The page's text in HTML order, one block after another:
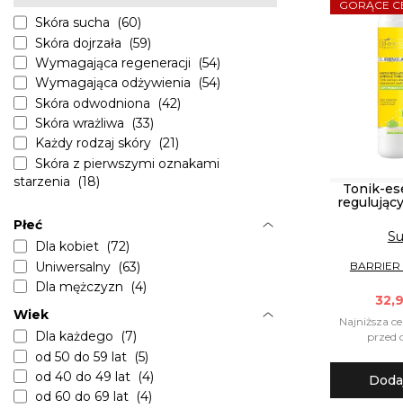
GORĄCE
Tonik-
Najniższa
przed
Bielenda Glow Show (4)
Bielenda EPIDERMALOGIC (4)
Supremelab BARRIER RENEW
BALANCE (3)
Bielenda GOOD SKIN (2)
Dermika LUXURY GOLD 24K (2)
Bielenda ORZECHOWA
PIELĘGNACJA (2)
Bielenda Skin Academy Solution (2)
Bielenda Luxury Body Oils (2)
Bielenda MANUKA HONEY NUTRI
ELIXIR (1)
Bielenda CC i DD (1)
Bielenda ECO SORBET (1)
Bielenda VEGAN SMOOTHIE (1)
Bielenda COSMIC WELLNESS (1)
Soraya GLAM OILS (1)
Dermika MASECZKI PIĘKNOŚCI (1)
Skóra sucha (60)
Skóra dojrzała (59)
Wymagająca regeneracji (54)
Wymagająca odżywienia (54)
Skóra odwodniona (42)
Skóra wrażliwa (33)
Każdy rodzaj skóry (21)
Skóra z pierwszymi oznakami
starzenia (18)
Skóra mieszana (14)
Skóra tłusta (13)
Skóra naczynkowa (12)
Skóra zestresowana (7)
Skóra trądzikowa (3)
Płeć
Dla kobiet (72)
Uniwersalny (63)
Dla mężczyzn (4)
Wiek
Dla każdego (7)
od 50 do 59 lat (5)
od 40 do 49 lat (4)
od 60 do 69 lat (4)